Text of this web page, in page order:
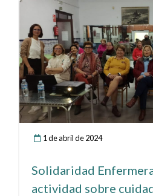
1 de abril de 2024
Solidaridad
actividad sobre